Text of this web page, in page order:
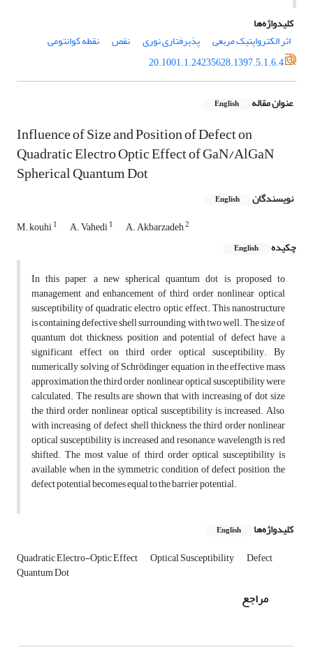
کلیدواژه‌ها
اثر الکترواپتیک مربعی
پذیرفتاری نوری نقص
نقطه کوانتومی
20.1001.1.24235628.1397.5.1.6.4
عنوان مقاله English
Influence of Size and Position of Defect on
Quadratic Electro Optic Effect of GaN/AlGaN
Spherical Quantum Dot
نویسندگان English
M. kouhi1 A. Vahedi1 A. Akbarzadeh2
چکیده English
In this paper, a new spherical quantum dot is proposed to
management and enhancement of third order nonlinear optical
susceptibility of quadratic electro optic effect. This nanostructure
is containing defective shell surrounding with two well. The size of
quantum dot, thickness, position and potential of defect have a
significant effect on third order optical susceptibility. By
numerically solving of Schrödinger equation in the effective mass
approximation the third order nonlinear optical susceptibility were
calculated. The results are shown that with increasing of dot size
the third order nonlinear optical susceptibility is increased. Also,
with increasing of defect shell thickness the third order nonlinear
optical susceptibility is increased and resonance wavelength is red
shifted. The most value of third order optical susceptibility is
available when in the symmetric condition of defect position, the
defect potential becomes equal to the barrier potential.
کلیدواژه‌ها English
Quadratic Electro-Optic Effect Optical Susceptibility Defect
Quantum Dot
مراجع